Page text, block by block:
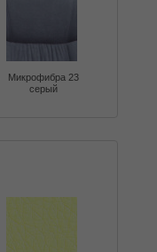
Микрофибра 23
серый